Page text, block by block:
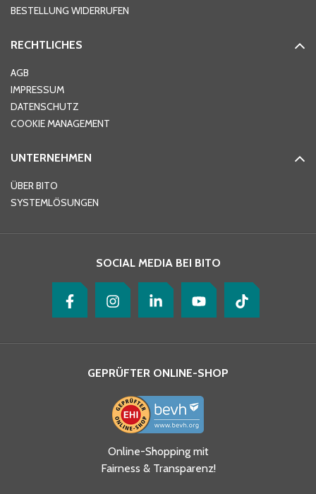
Ort*
Telefon
Ja, ich habe die
Datenschutzhinweise gelesen
und akzeptiere diese.
BESTELLUNG WIDERRUFEN
RECHTLICHES
AGB
IMPRESSUM
DATENSCHUTZ
COOKIE MANAGEMENT
UNTERNEHMEN
ÜBER BITO
SYSTEMLÖSUNGEN
SOCIAL MEDIA BEI BITO
GEPRÜFTER ONLINE-SHOP
Online-Shopping mit
Fairness & Transparenz!